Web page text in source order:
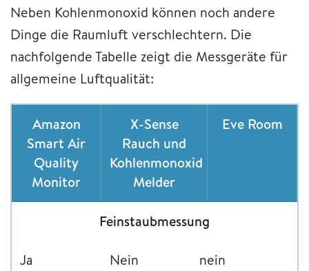
Neben Kohlenmonoxid können noch andere
Dinge die Raumluft verschlechtern. Die
nachfolgende Tabelle zeigt die Messgeräte für
allgemeine Luftqualität:
Amazon
Smart Air
Quality
Monitor
X-Sense
Rauch und
Kohlenmonoxid
Melder
Eve Room
Feinstaubmessung
Ja Nein nein